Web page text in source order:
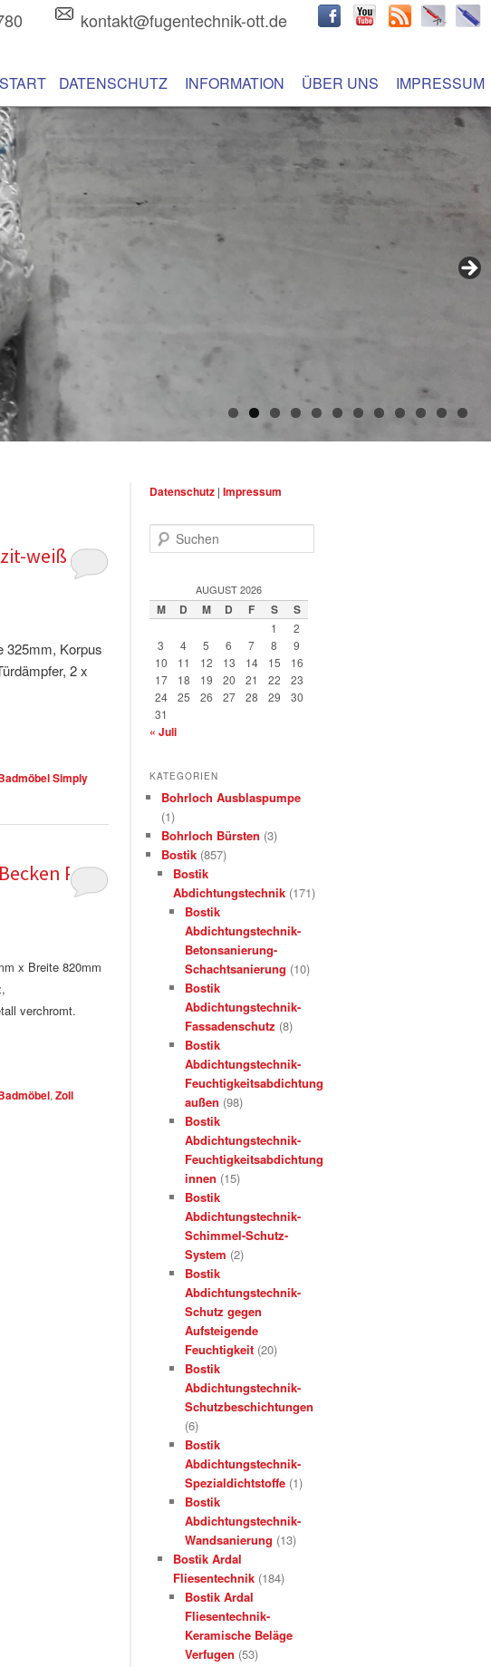
kontakt@fugentechnik-ott.de
Hauptmenü
Zum Inhalt wechseln
Zum sekundären Inhalt wechseln
START DATENSCHUTZ INFORMATION ÜBER UNS IMPRESSUM
weiß
325mm, Korpus
2 x
Simply
Pinie
x Breite 820mm
verchromt.
, Zoll
Datenschutz | Impressum
Suchen
AUGUST 2026
M D M D F S S
1
2
3
4 5 6 7 8
9
10
11 12 13 14 15
16
17
18 19 20 21 22
23
24
25 26 27 28 29
30
31
« Juli
KATEGORIEN
Bohrloch Ausblaspumpe
(1)
Bohrloch Bürsten (3)
Bostik (857)
Bostik
Abdichtungstechnik (171)
Bostik
Abdichtungstechnik-
Betonsanierung-
Schachtsanierung (10)
Bostik
Abdichtungstechnik-
Fassadenschutz (8)
Bostik
Abdichtungstechnik-
Feuchtigkeitsabdichtung
außen (98)
Bostik
Abdichtungstechnik-
Feuchtigkeitsabdichtung
innen (15)
Bostik
Abdichtungstechnik-
Schimmel-Schutz-
System (2)
Bostik
Abdichtungstechnik-
Schutz gegen
Aufsteigende
Feuchtigkeit (20)
Bostik
Abdichtungstechnik-
Schutzbeschichtungen
(6)
Bostik
Abdichtungstechnik-
Spezialdichtstoffe (1)
Bostik
Abdichtungstechnik-
Wandsanierung (13)
Bostik Ardal
Fliesentechnik (184)
Bostik Ardal
Fliesentechnik-
Keramische Beläge
Verfugen (53)